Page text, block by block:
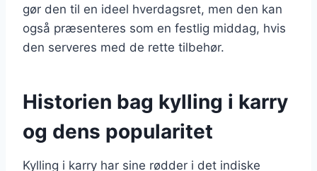
gør den til en ideel hverdagsret, men den kan
også præsenteres som en festlig middag, hvis
den serveres med de rette tilbehør.
Historien bag kylling i karry
og dens popularitet
Kylling i karry har sine rødder i det indiske